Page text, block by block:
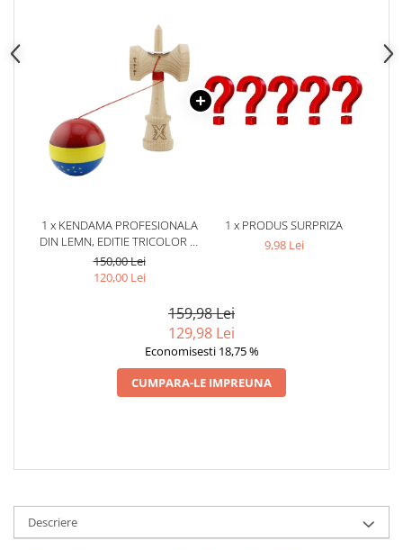
1 x KENDAMA PROFESIONALA
DIN LEMN, EDITIE TRICOLOR SI
UE, SUPER STICKY, CUPE MARI
KING SIZE V3, RULMENT
150,00 Lei
120,00 Lei
1 x PRODUS SURPRIZA
9,98 Lei
159,98 Lei
129,98 Lei
Economisesti 18,75 %
CUMPARA-LE IMPREUNA
Descriere